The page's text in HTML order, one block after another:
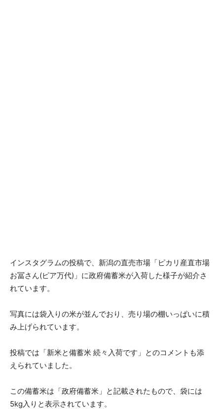
インスタグラムの投稿で、新潟の直売市場「ピカリ産直市場
お冨さん(ピア万代)」に政府備蓄米が入荷した様子が紹介さ
れています。
写真には袋入りの米が並んでおり、売り場の棚いっぱいに積
み上げられています。
投稿では「新米と備蓄米 続々入荷です」とのコメントも添
えられていました。
この備蓄米は「政府備蓄米」と記載されたもので、袋には
5kg入りと表示されています。